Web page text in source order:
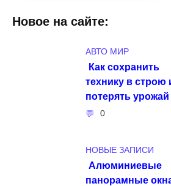
Новое на сайте:
АВТО МИР
Как сохранить
технику в строю
потерять урожай
0
НОВЫЕ ЗАПИСИ
Алюминиевые
панорамные